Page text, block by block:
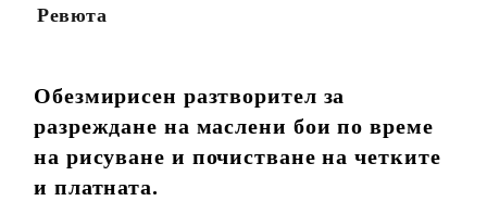
Ревюта
Обезмирисен разтворител за
разреждане на маслени бои по време
на рисуване и почистване на четките
и платната.